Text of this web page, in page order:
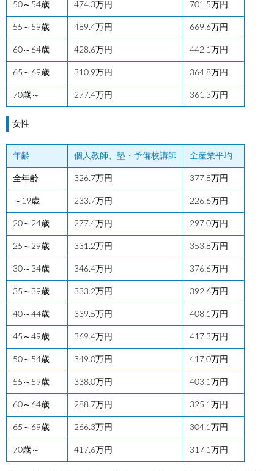
50～54歳 474.3万円 701.5万円
55～59歳 489.4万円 669.6万円
60～64歳 428.6万円 442.1万円
65～69歳 310.9万円 364.8万円
70歳～ 277.4万円 361.3万円
女性
年齢 個人教師、塾・予備校講師 全産業平均
全年齢 326.7万円 377.8万円
～19歳 233.7万円 226.6万円
20～24歳 277.4万円 297.0万円
25～29歳 331.2万円 353.8万円
30～34歳 346.4万円 376.6万円
35～39歳 333.2万円 392.6万円
40～44歳 339.5万円 408.1万円
45～49歳 369.4万円 417.3万円
50～54歳 349.0万円 417.0万円
55～59歳 338.0万円 403.1万円
60～64歳 288.7万円 325.1万円
65～69歳 266.3万円 304.1万円
70歳～ 417.6万円 317.1万円